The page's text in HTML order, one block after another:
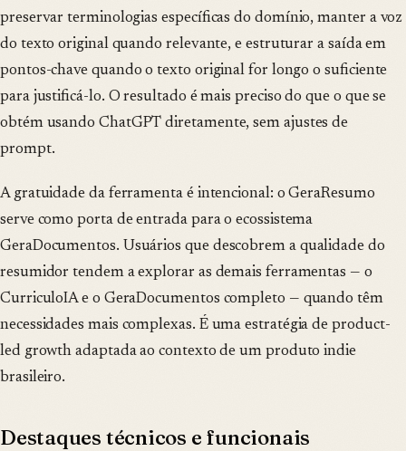
preservar terminologias específicas do domínio, manter a voz
do texto original quando relevante, e estruturar a saída em
pontos-chave quando o texto original for longo o suficiente
para justificá-lo. O resultado é mais preciso do que o que se
obtém usando ChatGPT diretamente, sem ajustes de
prompt.
A gratuidade da ferramenta é intencional: o GeraResumo
serve como porta de entrada para o ecossistema
GeraDocumentos. Usuários que descobrem a qualidade do
resumidor tendem a explorar as demais ferramentas — o
CurriculoIA e o GeraDocumentos completo — quando têm
necessidades mais complexas. É uma estratégia de product-
led growth adaptada ao contexto de um produto indie
brasileiro.
Destaques técnicos e funcionais